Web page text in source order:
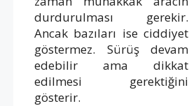
durdurulması gerekir.
Ancak bazıları ise ciddiyet
göstermez. Sürüş devam
edebilir ama dikkat
edilmesi gerektiğini
gösterir.